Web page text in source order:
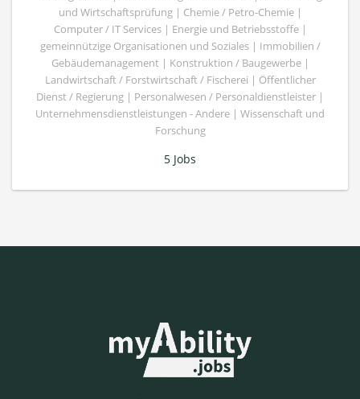
und Wirtschaftsprüfung | Chemie / Petro-Chemie |
Computer / IT Services | Energie und Betriebsstoffe |
gemeinnützige Organisationen und Soziales | Immobilien /
Gebäudemanagement | Konstruktion / Baugewerbe |
Landwirtschaft / Forstwirtschaft / Fischerei | Öffentlicher
Dienst / Regierung | Personalwesen / Personaldienstleister |
Unternehmensdienstleistungen - Andere | Wissenschaft und
Forschung
5 Jobs